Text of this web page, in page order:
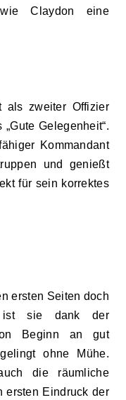
Claydon eine
als zweiter Offizier
Gelegenheit“.
Kommandant
und genießt
für sein korrektes
ersten Seiten doch
ist sie dank der
Beginn an gut
ohne Mühe.
die räumliche
ersten Eindruck der